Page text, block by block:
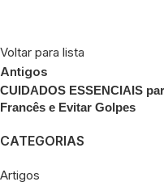
Voltar para lista
Antigos
CUIDADOS ESSENCIAIS
Francês e Evitar Golpes
CATEGORIAS
Artigos